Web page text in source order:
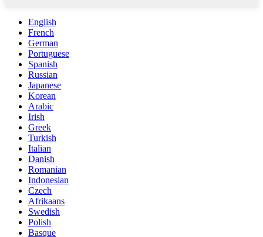
English
French
German
Portuguese
Spanish
Russian
Japanese
Korean
Arabic
Irish
Greek
Turkish
Italian
Danish
Romanian
Indonesian
Czech
Afrikaans
Swedish
Polish
Basque